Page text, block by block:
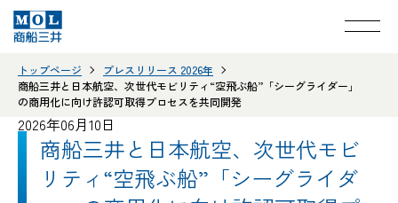
トップページ
プレスリリース 2026年
商船三井と日本航空、次世代モビリティ“空飛ぶ船”「シーグライダー」
の商用化に向け許認可取得プロセスを共同開発
2026年06月10日
商船三井と日本航空、次世代モビ
リティ“空飛ぶ船”「シーグライダ